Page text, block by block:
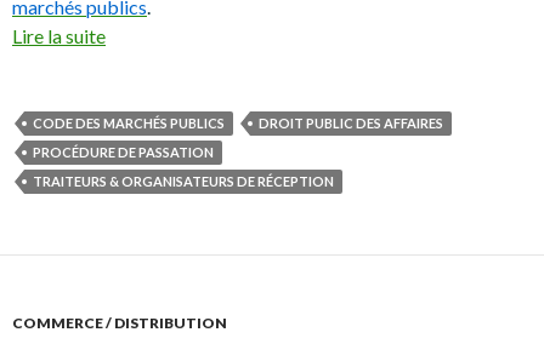
marchés publics.
Lire la suite
CODE DES MARCHÉS PUBLICS
DROIT PUBLIC DES AFFAIRES
PROCÉDURE DE PASSATION
TRAITEURS & ORGANISATEURS DE RÉCEPTION
COMMERCE / DISTRIBUTION